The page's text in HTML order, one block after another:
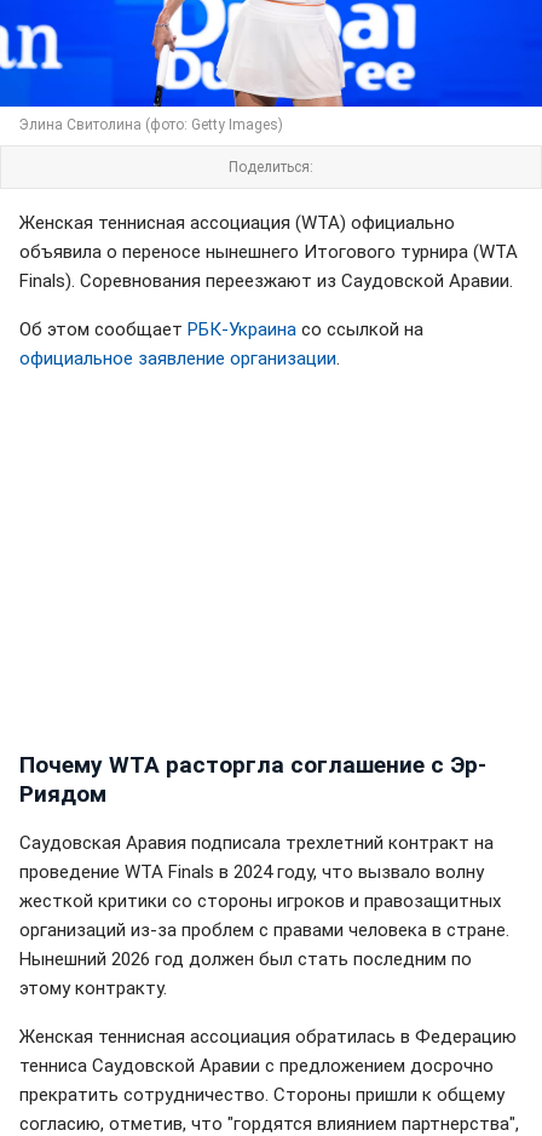
Элина Свитолина (фото: Getty Images)
Поделиться:
Женская теннисная ассоциация (WTA) официально
объявила о переносе нынешнего Итогового турнира (WTA
Finals). Соревнования переезжают из Саудовской Аравии.
Об этом сообщает РБК-Украина со ссылкой на
официальное заявление организации
Почему WTA расторгла соглашение с Эр-
Риядом
Саудовская Аравия подписала трехлетний контракт на
проведение WTA Finals в 2024 году, что вызвало волну
жесткой критики со стороны игроков и правозащитных
организаций из-за проблем с правами человека в стране.
Нынешний 2026 год должен был стать последним по
этому контракту.
Женская теннисная ассоциация обратилась в Федерацию
тенниса Саудовской Аравии с предложением досрочно
прекратить сотрудничество. Стороны пришли к общему
согласию, отметив, что "гордятся влиянием партнерства",